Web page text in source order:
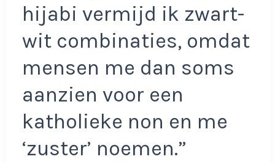
hijabi vermijd ik zwart-
wit combinaties, omdat
mensen me dan soms
aanzien voor een
katholieke non en me
‘zuster’ noemen.”